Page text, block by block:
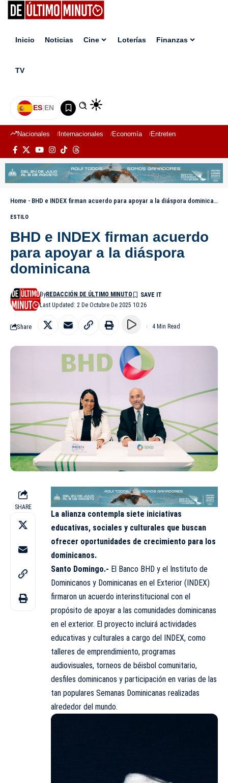
Inicio Noticias Cine Loterías Finanzas
TV
ES|EN
Nacionales Internacionales Economía Entretenimiento
Home - BHD e INDEX firman acuerdo para apoyar a la diáspora dominicana
ESTILO
BHD e INDEX firman acuerdo
para apoyar a la diáspora
dominicana
Last Updated: 2 De Octubre De 2025 10:26
ByREDACCIÓN DE ÚLTIMO MINUTO
Share 4 Min Read
SHARE
La alianza contempla siete iniciativas
educativas, sociales y culturales que buscan
ofrecer oportunidades de crecimiento para los
dominicanos.
Santo Domingo.- El Banco BHD y el Instituto de
Dominicanos y Dominicanas en el Exterior (INDEX)
firmaron un acuerdo interinstitucional con el
propósito de apoyar a las comunidades dominicanas
en el exterior. El proyecto incluirá actividades
educativas y culturales a cargo del INDEX, como
talleres de emprendimiento, programas
audiovisuales, torneos de béisbol comunitario,
desfiles dominicanos y participación en varias de las
tan populares Semanas Dominicanas realizadas
alrededor del mundo.